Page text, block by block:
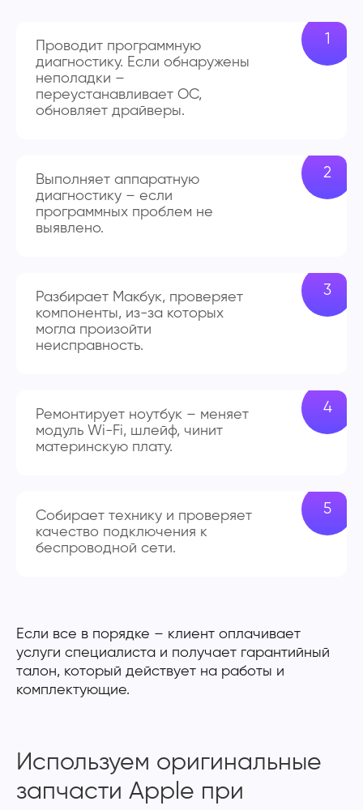
Проводит программную
диагностику. Если обнаружены
неполадки –
переустанавливает ОС,
обновляет драйверы.
Выполняет аппаратную
диагностику – если
программных проблем не
выявлено.
Разбирает Макбук, проверяет
компоненты, из-за которых
могла произойти
неисправность.
Ремонтирует ноутбук – меняет
модуль Wi-Fi, шлейф, чинит
материнскую плату.
Собирает технику и проверяет
качество подключения к
беспроводной сети.
Если все в порядке – клиент оплачивает
услуги специалиста и получает гарантийный
талон, который действует на работы и
комплектующие.
Используем оригинальные
запчасти Apple при